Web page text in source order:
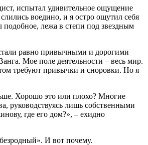
испытал удивительное ощущение
воедино, и я остро ощутил себя
подобное, лежа в степи под звездным
равно привычными и дорогими
Мое поле деятельности – весь мир.
требуют привычки и сноровки. Но я –
Хорошо это или плохо? Многие
руководствуясь лишь собственными
где его дом?», – ехидно
И вот почему.